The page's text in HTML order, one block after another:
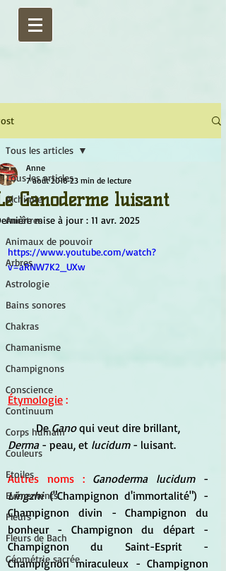
Tous les articles
Alchimie
Ancêtres
Animaux de pouvoir
Arbres
Astrologie
Bains sonores
Chakras
Chamanisme
Champignons
Conscience
Continuum
Corps humain
Couleurs
Etoiles
Evénements
Fleurs
Fleurs de Bach
Géométrie sacrée
Tous les articles
Ganoderme luisant
Anne
7 août 2018 23 min de lecture
mise à jour : 11 avr. 2025
https://www.youtube.com/watch?
v=aRNW7K2_UXw
Étymologie :
	De
Gano qui veut dire brillant,
Derma - peau, et lucidum - luisant.
Autres noms : Ganoderma lucidum
Lingzhi ("Champignon d'immortalité") -
Champignon divin - Champignon du
bonheur - Champignon du départ -
Champignon du Saint-Esprit -
Champignon miraculeux - Champignon